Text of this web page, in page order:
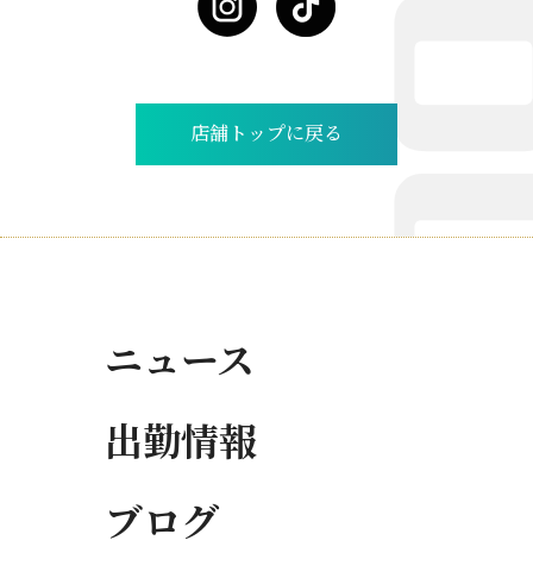
店舗トップに戻る
ニュース
出勤情報
ブログ